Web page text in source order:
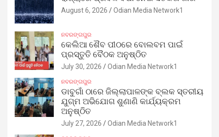
August 6, 2026 Odian Media Network1
ନବରଙ୍ଗପୁର
କେଲିଆ ଶୈବ ପୀଠରେ ବୋଲବମ ପାଇଁ
ପ୍ରସ୍ତୁତି ବୈଠକ ଅନୁଷ୍ଠିତ
July 30, 2026 Odian Media Network1
ନବରଙ୍ଗପୁର
ଡାବୁଗାଁ ଠାରେ ଜିଲ୍ଲାପାଳଙ୍କ ବ୍ଲକ ସ୍ତରୀୟ
ଯୁଗ୍ମ ଅଭିଯୋଗ ଶୁଣାଣି କାର୍ଯ୍ୟକ୍ରମ
ଅନୁଷ୍ଠିତ
July 27, 2026 Odian Media Network1